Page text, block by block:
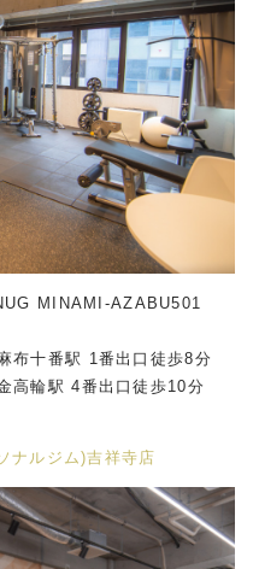
MINAMI-AZABU501
布十番駅 1番出口徒歩8分
高輪駅 4番出口徒歩10分
ルジム)吉祥寺店